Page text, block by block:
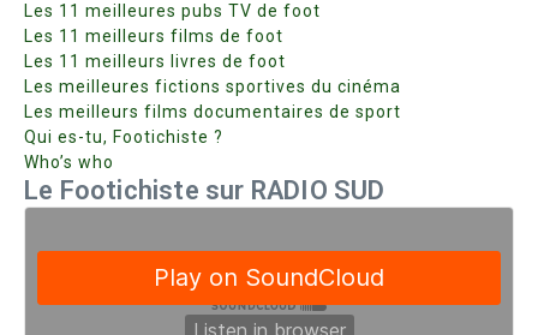
Les 11 meilleures pubs TV de foot
Les 11 meilleurs films de foot
Les 11 meilleurs livres de foot
Les meilleures fictions sportives du cinéma
Les meilleurs films documentaires de sport
Qui es-tu, Footichiste ?
Who’s who
Le Footichiste sur RADIO SUD